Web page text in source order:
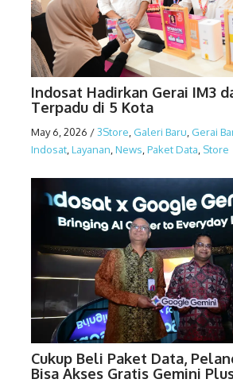
Indosat Hadirkan Gerai IM3
Terpadu di 5 Kota
May 6, 2026 /3Store Galeri Baru Gerai
Indosat Layanan News Paket Data Store
Cukup Beli Paket Data,
Bisa Akses Gratis Gemini